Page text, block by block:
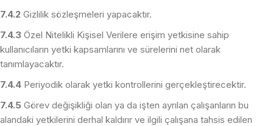
7.4.2 Gizlilik sözleşmeleri yapacaktır.
7.4.3 Özel Nitelikli Kişisel Verilere erişim yetkisine sahip
kullanıcıların yetki kapsamlarını ve sürelerini net olarak
tanımlayacaktır.
7.4.4 Periyodik olarak yetki kontrollerini gerçekleştirecektir.
7.4.5 Görev değişikliği olan ya da işten ayrılan çalışanların bu
alandaki yetkilerini derhal kaldırır ve ilgili çalışana tahsis edilen